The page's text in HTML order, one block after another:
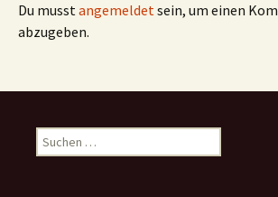
Du musstangemeldetsein, um einen
abzugeben.
Suchen
nach: